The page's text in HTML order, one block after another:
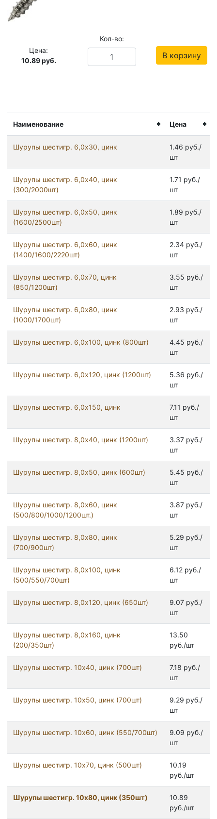
Наименование Цена
Шурупы шестигр. 6,0x30, цинк
1.46 руб./
шт
Шурупы шестигр. 6,0x40, цинк
(300/2000шт)
1.71 руб./
шт
Шурупы шестигр. 6,0x50, цинк
(1600/2500шт)
1.89 руб./
шт
Шурупы шестигр. 6,0x60, цинк
(1400/1600/2220шт)
2.34 руб./
шт
Шурупы шестигр. 6,0x70, цинк
(850/1200шт)
3.55 руб./
шт
Шурупы шестигр. 6,0x80, цинк
(1000/1700шт)
2.93 руб./
шт
Шурупы шестигр. 6,0х100, цинк (800шт)
4.45 руб./
шт
Шурупы шестигр. 6,0х120, цинк (1200шт)
5.36 руб./
шт
Шурупы шестигр. 6,0х150, цинк
7.11 руб./
шт
Шурупы шестигр. 8,0x40, цинк (1200шт)
3.37 руб./
шт
Шурупы шестигр. 8,0x50, цинк (600шт)
5.45 руб./
шт
Шурупы шестигр. 8,0x60, цинк
(500/800/1000/1200шт.)
3.87 руб./
шт
Шурупы шестигр. 8,0x80, цинк
(700/900шт)
5.29 руб./
шт
Шурупы шестигр. 8,0х100, цинк
(500/550/700шт)
6.12 руб./
шт
Шурупы шестигр. 8,0х120, цинк (650шт)
9.07 руб./
шт
Шурупы шестигр. 8,0х160, цинк
(200/350шт)
13.50
руб./шт
Шурупы шестигр. 10x40, цинк (700шт)
7.18 руб./
шт
Шурупы шестигр. 10x50, цинк (700шт)
9.29 руб./
шт
Шурупы шестигр. 10x60, цинк (550/700шт)
9.09 руб./
шт
Шурупы шестигр. 10x70, цинк (500шт)
10.19
руб./шт
Шурупы шестигр. 10x80, цинк (350шт)
10.89
руб./шт
Цена:
10.89руб.
Кол-во:
В корзину